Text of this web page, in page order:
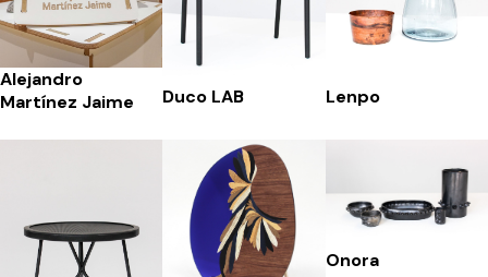
Alejandro
Martínez Jaime
Duco LAB Lenpo
Onora